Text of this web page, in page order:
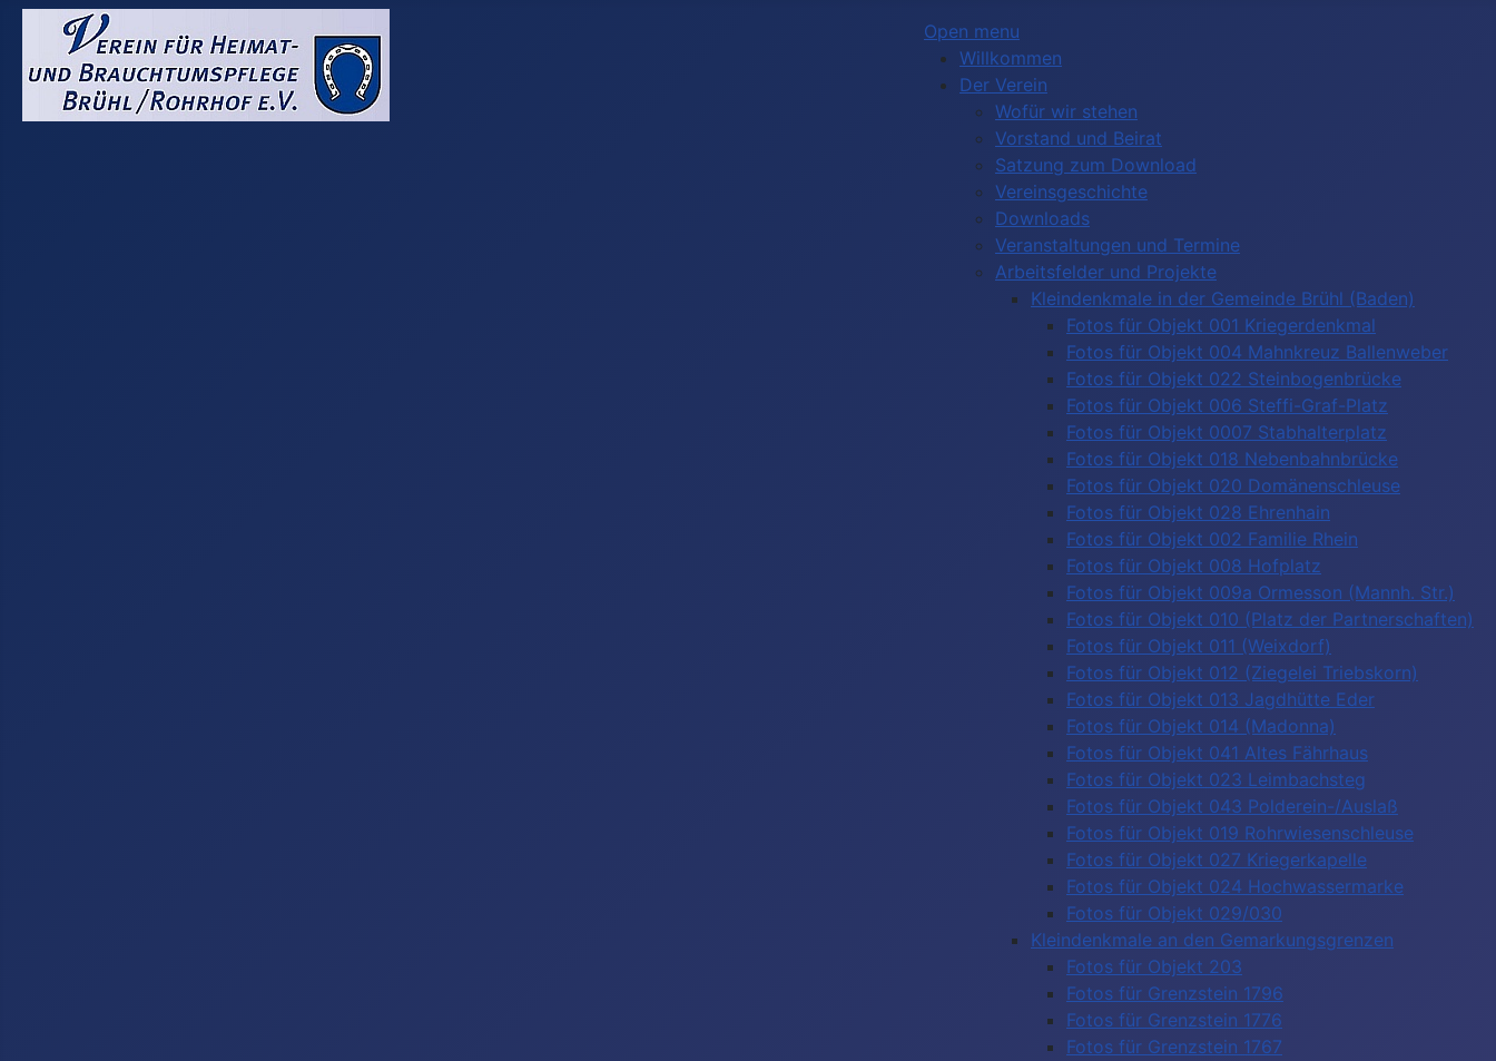
Open menu
Willkommen
Der Verein
Wofür wir stehen
Vorstand und Beirat
Satzung zum Download
Vereinsgeschichte
Downloads
Veranstaltungen und Termine
Arbeitsfelder und Projekte
Kleindenkmale in der Gemeinde Brühl (Baden)
Fotos für Objekt 001 Kriegerdenkmal
Fotos für Objekt 004 Mahnkreuz Ballenweber
Fotos für Objekt 022 Steinbogenbrücke
Fotos für Objekt 006 Steffi-Graf-Platz
Fotos für Objekt 0007 Stabhalterplatz
Fotos für Objekt 018 Nebenbahnbrücke
Fotos für Objekt 020 Domänenschleuse
Fotos für Objekt 028 Ehrenhain
Fotos für Objekt 002 Familie Rhein
Fotos für Objekt 008 Hofplatz
Fotos für Objekt 009a Ormesson (Mannh. Str.)
Fotos für Objekt 010 (Platz der Partnerschaften)
Fotos für Objekt 011 (Weixdorf)
Fotos für Objekt 012 (Ziegelei Triebskorn)
Fotos für Objekt 013 Jagdhütte Eder
Fotos für Objekt 014 (Madonna)
Fotos für Objekt 041 Altes Fährhaus
Fotos für Objekt 023 Leimbachsteg
Fotos für Objekt 043 Polderein-/Auslaß
Fotos für Objekt 019 Rohrwiesenschleuse
Fotos für Objekt 027 Kriegerkapelle
Fotos für Objekt 024 Hochwassermarke
Fotos für Objekt 029/030
Kleindenkmale an den Gemarkungsgrenzen
Fotos für Objekt 203
Fotos für Grenzstein 1796
Fotos für Grenzstein 1776
Fotos für Grenzstein 1767